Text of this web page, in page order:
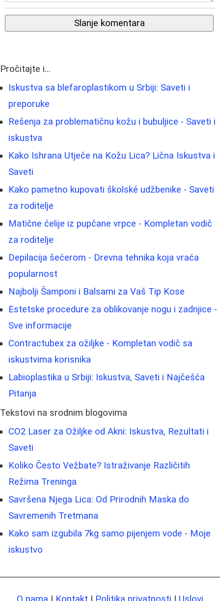
Slanje komentara
Pročitajte i...
Iskustva sa blefaroplastikom u Srbiji: Saveti i
preporuke
Rešenja za problematičnu kožu i bubuljice - Saveti i
iskustva
Kako Ishrana Utječe na Kožu Lica? Lična Iskustva i
Saveti
Kako pametno kupovati školské udžbenike - Saveti
za roditelje
Matične ćelije iz pupčane vrpce - Kompletan vodič
za roditelje
Depilacija šećerom - Drevna tehnika koja vraća
popularnost
Najbolji Šamponi i Balsami za Vaš Tip Kose
Estetske procedure za oblikovanje nogu i zadnjice -
Sve informacije
Contractubex za ožiljke - Kompletan vodič sa
iskustvima korisnika
Labioplastika u Srbiji: Iskustva, Saveti i Najčešća
Pitanja
Tekstovi na srodnim blogovima
CO2 Laser za Ožiljke od Akni: Iskustva, Rezultati i
Saveti
Koliko Često Vežbate? Istraživanje Različitih
Režima Treninga
Savršena Njega Lica: Od Prirodnih Maska do
Savremenih Tretmana
Kako sam izgubila 7kg samo pijenjem vode - Moje
iskustvo